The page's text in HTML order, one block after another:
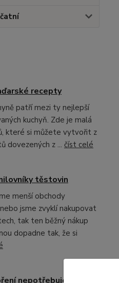
recepty
patří mezi ty nejlepší
kuchyň. Zde je malá
které si můžete vytvořit z
dovezených z ... číst celé
těstovin
menší obchody
jsme zvyklí nakupovat
tak ten běžný nákup
dopadne tak, že si
nepotřebuje žádnou